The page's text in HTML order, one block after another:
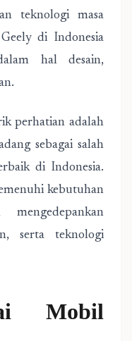
teknologi masa
di Indonesia
hal desain,
perhatian adalah
sebagai salah
di Indonesia.
kebutuhan
serta teknologi
Mobil